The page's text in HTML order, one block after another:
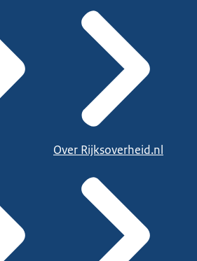
Over Rijksoverheid.nl